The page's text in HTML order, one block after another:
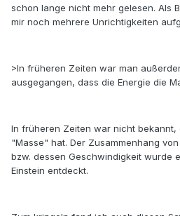
schon lange nicht mehr gelesen. Als
mir noch mehrere Unrichtigkeiten
>In früheren Zeiten war man
ausgegangen, dass die Energie die
In früheren Zeiten war nicht bekannt,
"Masse" hat. Der Zusammenhang
bzw. dessen Geschwindigkeit wurde
Einstein entdeckt.